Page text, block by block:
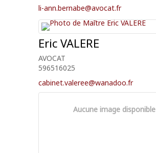
li-ann.bernabe@avocat.fr
EricVALERE
AVOCAT
596516025
cabinet.valeree@wanadoo.fr
Aucune image disponible